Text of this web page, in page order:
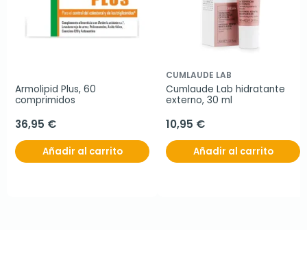
Armolipid Plus, 60
comprimidos
36,95 €
Añadir al carrito
CUMLAUDE LAB
Cumlaude Lab hidratante
externo, 30 ml
10,95 €
Añadir al carrito